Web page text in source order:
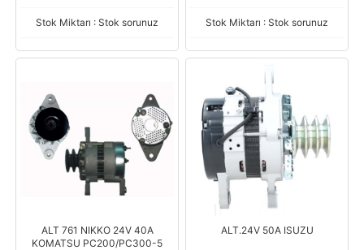
Stok Miktarı : Stok sorunuz Stok Miktarı : Stok sorunuz
ALT 761 NIKKO 24V 40A
KOMATSU PC200/PC300-5
ALT.24V 50A ISUZU